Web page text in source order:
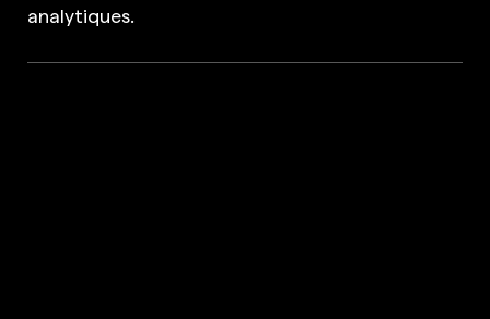
analytiques.